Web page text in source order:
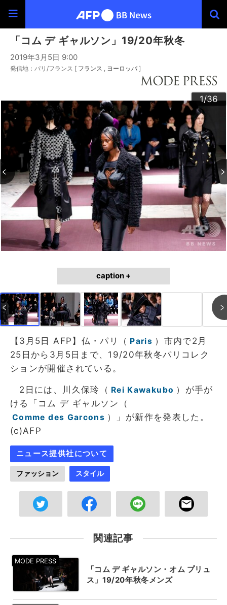
「コム デ ギャルソン」19/20年秋冬
2019年3月5日 9:00
発信地：パリ/フランス [ フランス ヨーロッパ ]
1/36
2/36
3/36
4/36
5/36
6/36
7/36
8/36
9/36
10/36
11/36
12/36
13/36
14/36
15/36
16/36
17/36
18/36
19/36
20/36
21/36
22/36
23/36
24/36
25/36
26/36
27/36
28/36
29/36
30/36
31/36
32/36
33/36
34/36
35/36
36/36
caption +
【3月5日 AFP】仏・パリ（ Paris ）市内で2月
25日から3月5日まで、19/20年秋冬パリコレク
ションが開催されている。
2日には、川久保玲（ Rei Kawakubo ）が手が
ける「コム デ ギャルソン（
Comme des Garcons ）」が新作を発表した。
(c)AFP
ニュース提供社について
ファッション スタイル
関連記事
「コム デ ギャルソン・オム プリュ
ス」19/20年秋冬メンズ